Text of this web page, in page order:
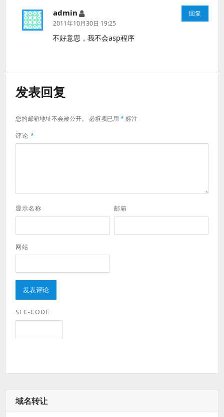
admin
说
道：
2011年10月30日 19:25
不好意思，我不会asp程序
回复
发表回复
您的邮箱地址不会被公开。 必填项已用 *标注
评论 *
显示名称 邮箱
网站
SEC-CODE
域名转让